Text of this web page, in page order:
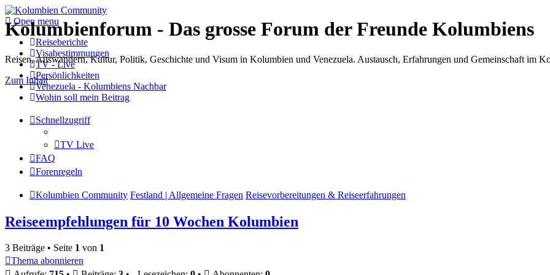
Kolumbienforum - Das grosse Forum der Freunde Kolumbiens
Reisen, Auswandern, Kultur, Politik, Geschichte und Visum in Kolumbien und Venezuela. Austausch, Erfahrungen und Gemeinschaft im
Zum Inhalt
Open menu
Reiseberichte
Visabestimmungen
TV - Live
Persönlichkeiten
Venezuela - Kolumbiens Nachbar
Wohin soll mein Beitrag
Schnellzugriff
TV Live
FAQ
Forenregeln
Kolumbien Community Festland | Allgemeine Fragen Reisevorbereitungen & Reiseerfahrungen
Reiseempfehlungen für 10 Wochen Kolumbien
3 Beiträge • Seite 1 von 1
Thema abonnieren